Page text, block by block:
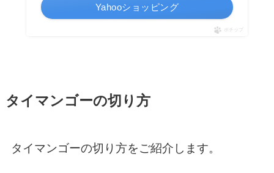
Yahooショッピング
ポチップ
タイマンゴーの切り方
タイマンゴーの切り方をご紹介します。